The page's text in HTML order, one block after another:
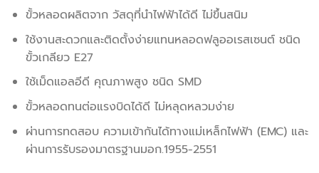
ขั้วหลอดผลิตจาก วัสดุที่นำไฟฟ้าได้ดี ไม่ขึ้นสนิม
ใช้งานสะดวกและติดตั้งง่ายแทนหลอดฟลูออเรสเซนต์ ชนิด
ขั้วเกลียว E27
ใช้เม็ดแอลอีดี คุณภาพสูง ชนิด SMD
ขั้วหลอดทนต่อแรงบิดได้ดี ไม่หลุดหลวมง่าย
ผ่านการทดสอบ ความเข้ากันได้ทางแม่เหล็กไฟฟ้า (EMC) และ
ผ่านการรับรองมาตรฐานมอก.1955-2551